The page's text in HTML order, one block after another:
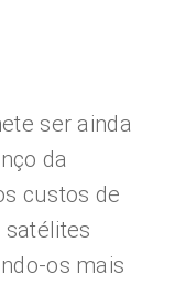
ser ainda
da
custos de
satélites
os mais